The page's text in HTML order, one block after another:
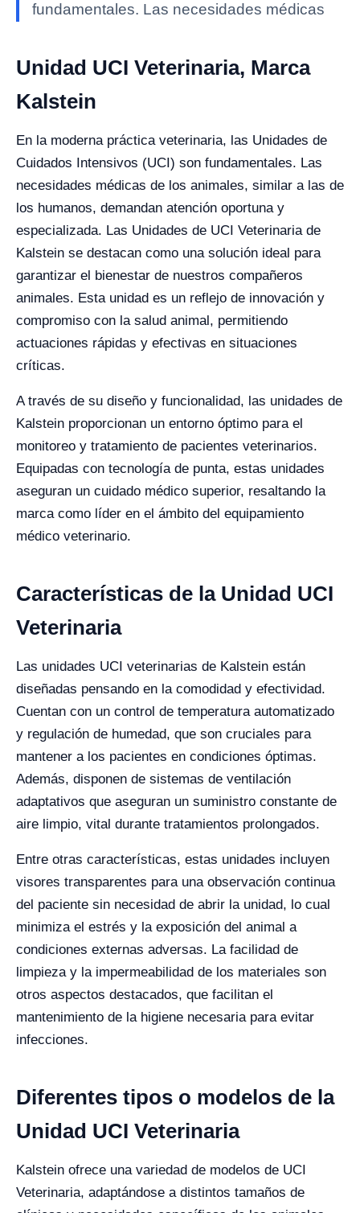
fundamentales. Las necesidades médicas
Unidad UCI Veterinaria, Marca
Kalstein
En la moderna práctica veterinaria, las Unidades de
Cuidados Intensivos (UCI) son fundamentales. Las
necesidades médicas de los animales, similar a las de
los humanos, demandan atención oportuna y
especializada. Las Unidades de UCI Veterinaria de
Kalstein se destacan como una solución ideal para
garantizar el bienestar de nuestros compañeros
animales. Esta unidad es un reflejo de innovación y
compromiso con la salud animal, permitiendo
actuaciones rápidas y efectivas en situaciones
críticas.
A través de su diseño y funcionalidad, las unidades de
Kalstein proporcionan un entorno óptimo para el
monitoreo y tratamiento de pacientes veterinarios.
Equipadas con tecnología de punta, estas unidades
aseguran un cuidado médico superior, resaltando la
marca como líder en el ámbito del equipamiento
médico veterinario.
Características de la Unidad UCI
Veterinaria
Las unidades UCI veterinarias de Kalstein están
diseñadas pensando en la comodidad y efectividad.
Cuentan con un control de temperatura automatizado
y regulación de humedad, que son cruciales para
mantener a los pacientes en condiciones óptimas.
Además, disponen de sistemas de ventilación
adaptativos que aseguran un suministro constante de
aire limpio, vital durante tratamientos prolongados.
Entre otras características, estas unidades incluyen
visores transparentes para una observación continua
del paciente sin necesidad de abrir la unidad, lo cual
minimiza el estrés y la exposición del animal a
condiciones externas adversas. La facilidad de
limpieza y la impermeabilidad de los materiales son
otros aspectos destacados, que facilitan el
mantenimiento de la higiene necesaria para evitar
infecciones.
Diferentes tipos o modelos de la
Unidad UCI Veterinaria
Kalstein ofrece una variedad de modelos de UCI
Veterinaria, adaptándose a distintos tamaños de